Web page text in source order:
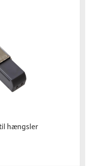
hængsler